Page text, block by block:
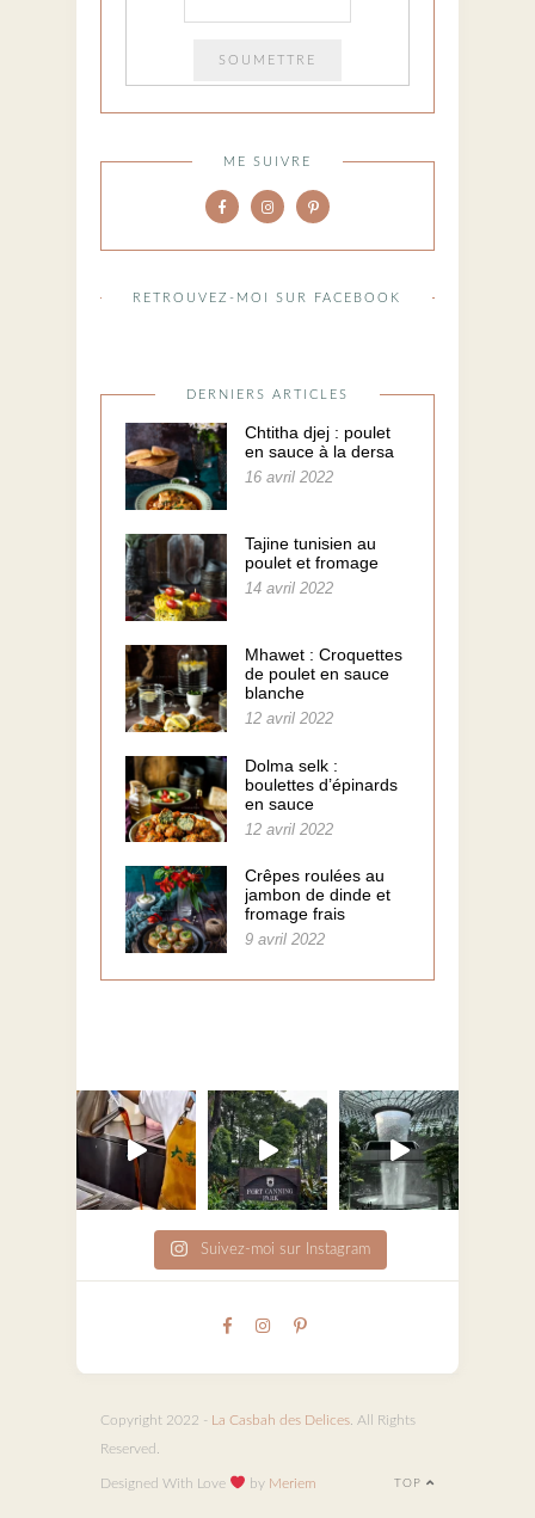
ME SUIVRE
RETROUVEZ-MOI SUR FACEBOOK
DERNIERS ARTICLES
Chtitha djej : poulet
en sauce à la dersa
16 avril 2022
Tajine tunisien au
poulet et fromage
14 avril 2022
Mhawet : Croquettes
de poulet en sauce
blanche
12 avril 2022
Dolma selk :
boulettes d’épinards
en sauce
12 avril 2022
Crêpes roulées au
jambon de dinde et
fromage frais
9 avril 2022
Suivez-moi sur Instagram
Copyright 2022 - La Casbah des Delices . All Rights
Reserved.
TOP
Designed With Love by Meriem